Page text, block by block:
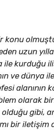
konu
uzun
ile kurduğu
ve dünya
alanının
olarak
gibi,
bir iletişim